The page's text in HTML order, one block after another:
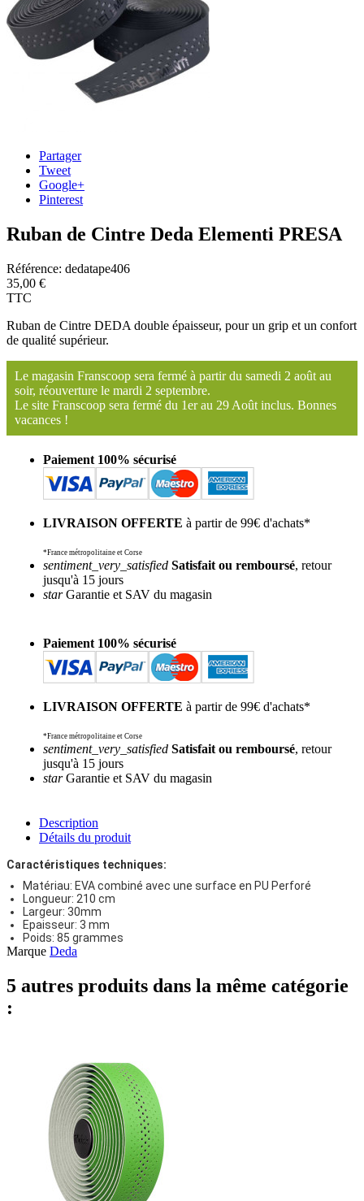
Partager
Tweet
Google+
Pinterest
Ruban de Cintre Deda Elementi PRESA
Référence: dedatape406
35,00 €
TTC
Ruban de Cintre DEDA double épaisseur, pour un grip et un confort
de qualité supérieur.
Le magasin Franscoop sera fermé à partir du samedi 2 août au
soir, réouverture le mardi 2 septembre.
Le site Franscoop sera fermé du 1er au 29 Août inclus. Bonnes
vacances !
Paiement 100% sécurisé
LIVRAISON OFFERTE à partir de 99€ d'achats*
*France métropolitaine et Corse
sentiment_very_satisfied Satisfait ou remboursé, retour
jusqu'à 15 jours
starGarantie et SAV du magasin
Paiement 100% sécurisé
LIVRAISON OFFERTE à partir de 99€ d'achats*
*France métropolitaine et Corse
sentiment_very_satisfied Satisfait ou remboursé, retour
jusqu'à 15 jours
starGarantie et SAV du magasin
Description
Détails du produit
Caractéristiques techniques:
Matériau: EVA combiné avec une surface en PU Perforé
Longueur: 210 cm
Largeur: 30mm
Epaisseur: 3 mm
Poids: 85 grammes
Marque Deda
5 autres produits dans la même catégorie
: